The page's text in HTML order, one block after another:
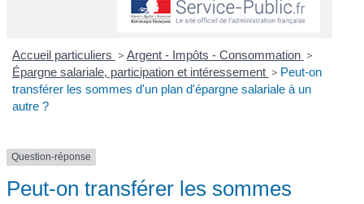
Accueil particuliers > Argent - Impôts - Consommation >
Épargne salariale, participation et intéressement > Peut-on
transférer les sommes d'un plan d'épargne salariale à un
autre ?
Question-réponse
Peut-on transférer les sommes